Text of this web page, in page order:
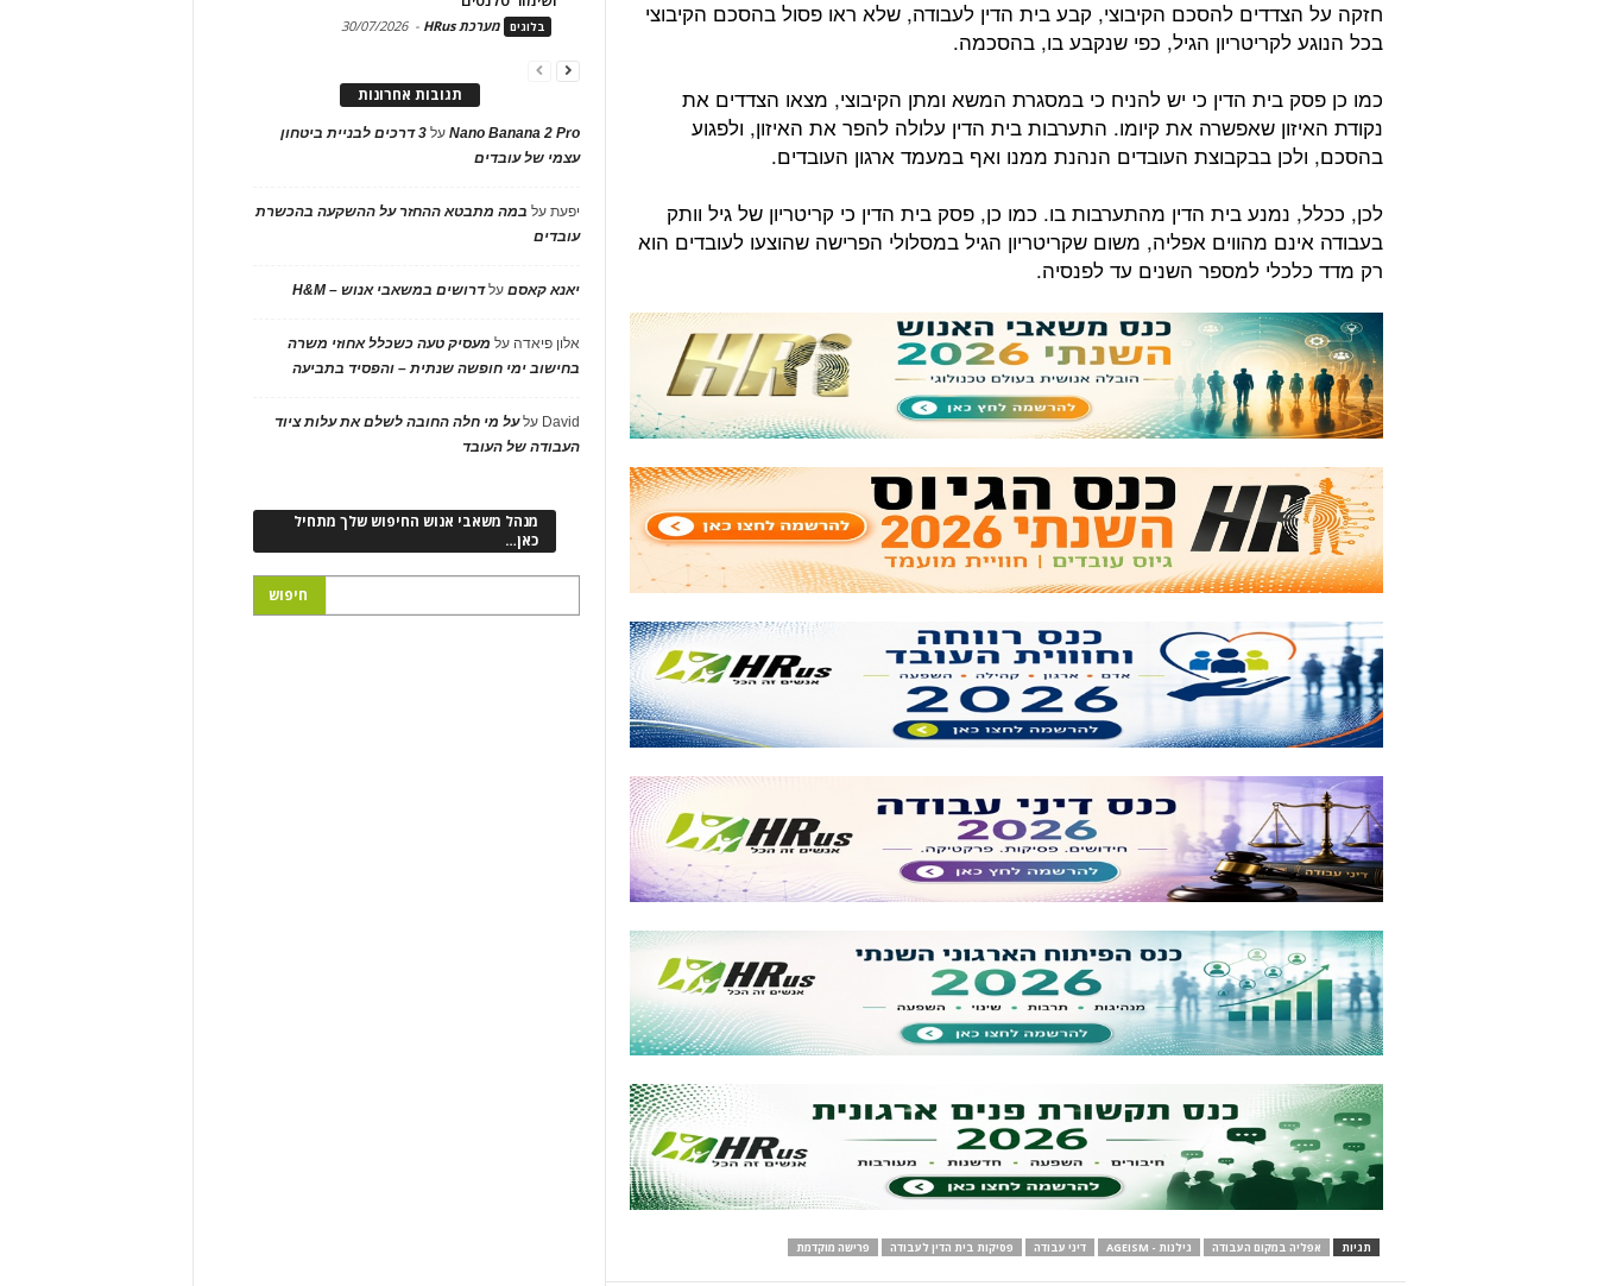
חזקה על הצדדים להסכם הקיבוצי, קבע בית הדין לעבודה, שלא ראו פסול בהסכם הקיבוצי
בכל הנוגע לקריטריון הגיל, כפי שנקבע בו, בהסכמה.
כמו כן פסק בית הדין כי יש להניח כי במסגרת המשא ומתן הקיבוצי, מצאו הצדדים את
נקודת האיזון שאפשרה את קיומו. התערבות בית הדין עלולה להפר את האיזון, ולפגוע
בהסכם, ולכן בבקבוצת העובדים הנהנת ממנו ואף במעמד ארגון העובדים.
לכן, ככלל, נמנע בית הדין מהתערבות בו. כמו כן, פסק בית הדין כי קריטריון של גיל וותק
בעבודה אינם מהווים אפליה, משום שקריטריון הגיל במסלולי הפרישה שהוצעו לעובדים הוא
רק מדד כלכלי למספר השנים עד לפנסיה.
תגיות אפליה במקום העבודה גילנות - AGEISM דיני עבודה פסיקות בית הדין לעבודה פרישה מוקדמת
בלוגים מערכת HRus -
30/07/2026
תגובות אחרונות
Nano Banana 2 Proעל
3 דרכים לבניית ביטחון
עצמי של עובדים
יפעתעל במה מתבטא ההחזר על ההשקעה בהכשרת
עובדים
יאנא קאסםעלדרושים במשאבי אנוש – H&M
אלון פיאדה על מעסיק טעה כשכלל אחוזי משרה
בחישוב ימי חופשה שנתית – והפסיד בתביעה
David עלעל מי חלה החובה לשלם את עלות ציוד
העבודה של העובד
מנהל משאבי אנוש החיפוש שלך מתחיל
כאן…